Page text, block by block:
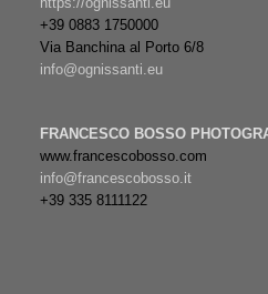
+39 0883 1750000
Via Banchina al Porto 6/8
info@ognissanti.eu
FRANCESCO BOSSO
www.francescobosso.com
info@francescobosso.it
+39 335 8111122